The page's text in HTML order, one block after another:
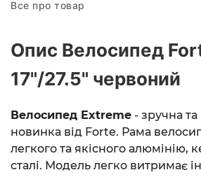
Все про товар
Опис Велосипед
17"/27.5" червоний
Велосипед Extreme - зручна
новинка від Forte. Рама
легкого та якісного алюмінію,
сталі. Модель легко витримає